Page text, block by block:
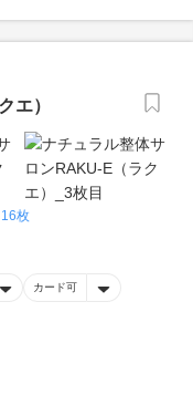
エ）
16枚
カード可